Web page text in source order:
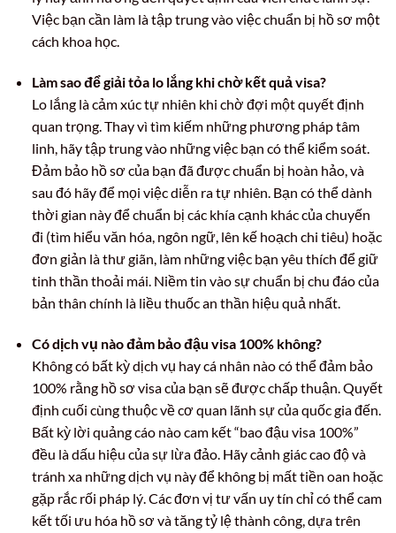
Việc bạn cần làm là tập trung vào việc chuẩn bị hồ sơ một
cách khoa học.
Làm sao để giải tỏa lo lắng khi chờ kết quả visa?
Lo lắng là cảm xúc tự nhiên khi chờ đợi một quyết định
quan trọng. Thay vì tìm kiếm những phương pháp tâm
linh, hãy tập trung vào những việc bạn có thể kiểm soát.
Đảm bảo hồ sơ của bạn đã được chuẩn bị hoàn hảo, và
sau đó hãy để mọi việc diễn ra tự nhiên. Bạn có thể dành
thời gian này để chuẩn bị các khía cạnh khác của chuyến
đi (tìm hiểu văn hóa, ngôn ngữ, lên kế hoạch chi tiêu) hoặc
đơn giản là thư giãn, làm những việc bạn yêu thích để giữ
tinh thần thoải mái. Niềm tin vào sự chuẩn bị chu đáo của
bản thân chính là liều thuốc an thần hiệu quả nhất.
Có dịch vụ nào đảm bảo đậu visa 100% không?
Không có bất kỳ dịch vụ hay cá nhân nào có thể đảm bảo
100% rằng hồ sơ visa của bạn sẽ được chấp thuận. Quyết
định cuối cùng thuộc về cơ quan lãnh sự của quốc gia đến.
Bất kỳ lời quảng cáo nào cam kết “bao đậu visa 100%”
đều là dấu hiệu của sự lừa đảo. Hãy cảnh giác cao độ và
tránh xa những dịch vụ này để không bị mất tiền oan hoặc
gặp rắc rối pháp lý. Các đơn vị tư vấn uy tín chỉ có thể cam
kết tối ưu hóa hồ sơ và tăng tỷ lệ thành công, dựa trên